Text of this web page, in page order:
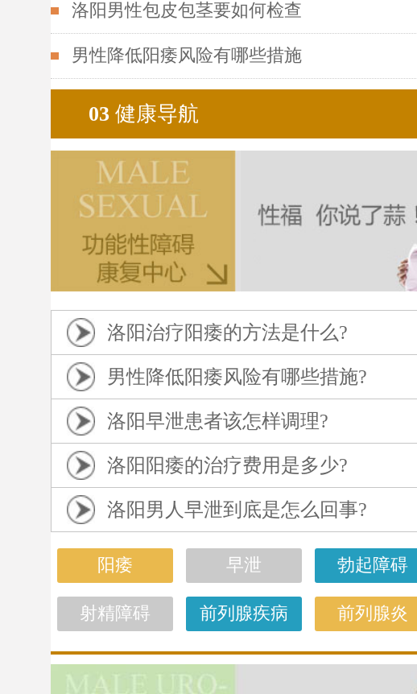
洛阳男性包皮包茎要如何检查
男性降低阳痿风险有哪些措施
03 健康导航
洛阳治疗阳痿的方法是什么?
男性降低阳痿风险有哪些措施?
洛阳早泄患者该怎样调理?
洛阳阳痿的治疗费用是多少?
洛阳男人早泄到底是怎么回事?
阳痿 早泄 勃起障碍
射精障碍 前列腺疾病 前列腺炎